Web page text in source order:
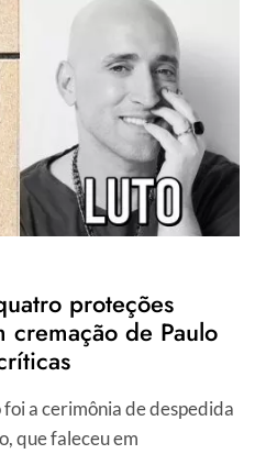
proteções
cremação de Paulo
a cerimônia de despedida
que faleceu em